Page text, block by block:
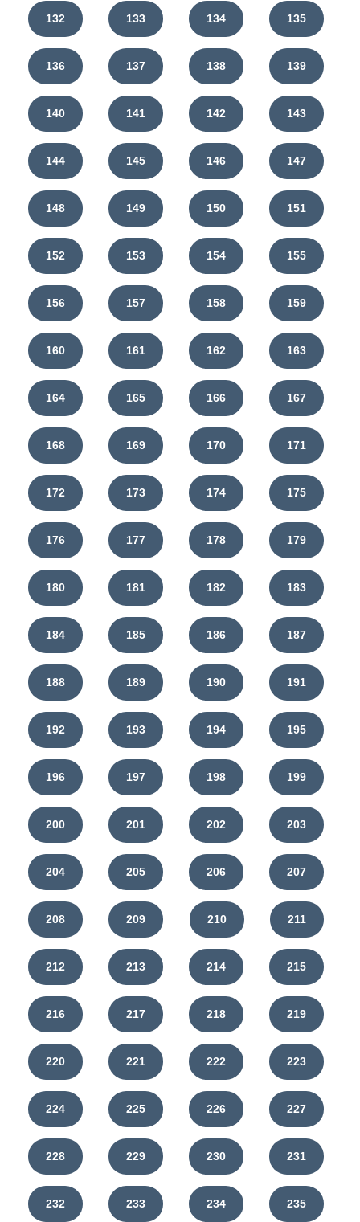
132 133 134 135
136 137 138 139
140 141 142 143
144 145 146 147
148 149 150 151
152 153 154 155
156 157 158 159
160 161 162 163
164 165 166 167
168 169 170 171
172 173 174 175
176 177 178 179
180 181 182 183
184 185 186 187
188 189 190 191
192 193 194 195
196 197 198 199
200 201 202 203
204 205 206 207
208 209 210 211
212 213 214 215
216 217 218 219
220 221 222 223
224 225 226 227
228 229 230 231
232 233 234 235